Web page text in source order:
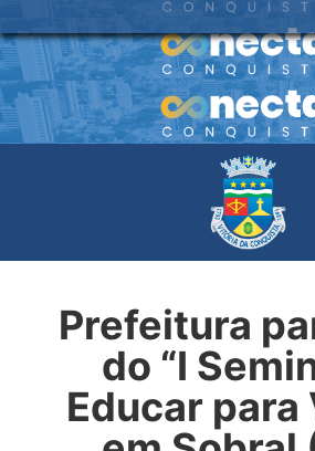
Prefeitura
do “I
Educar para